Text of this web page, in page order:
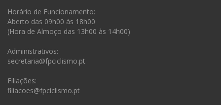
Horário de Funcionamento:
Aberto das 09h00 às 18h00
(Hora de Almoço das 13h00 às 14h00)
Administrativos:
secretaria@fpciclismo.pt
Filiações:
filiacoes@fpciclismo.pt